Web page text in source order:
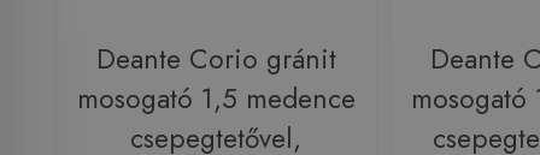
Deante Corio gránit
mosogató 1,5 medence
csepegtetővel,
Deante
mosogató